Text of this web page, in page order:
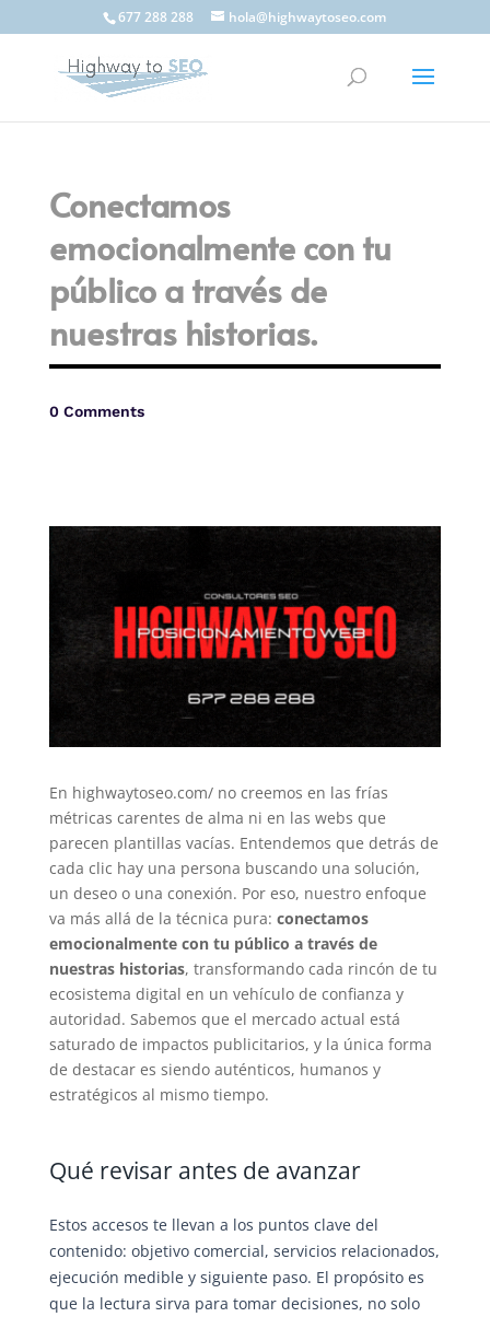
677 288 288 hola@highwaytoseo.com
Conectamos
emocionalmente con tu
público a través de
nuestras historias.
0 Comments
En highwaytoseo.com/ no creemos en las frías
métricas carentes de alma ni en las webs que
parecen plantillas vacías. Entendemos que detrás de
cada clic hay una persona buscando una solución,
un deseo o una conexión. Por eso, nuestro enfoque
va más allá de la técnica pura: conectamos
emocionalmente con tu público a través de
nuestras historias, transformando cada rincón de tu
ecosistema digital en un vehículo de confianza y
autoridad. Sabemos que el mercado actual está
saturado de impactos publicitarios, y la única forma
de destacar es siendo auténticos, humanos y
estratégicos al mismo tiempo.
Qué revisar antes de avanzar
Estos accesos te llevan a los puntos clave del
contenido: objetivo comercial, servicios relacionados,
ejecución medible y siguiente paso. El propósito es
que la lectura sirva para tomar decisiones, no solo